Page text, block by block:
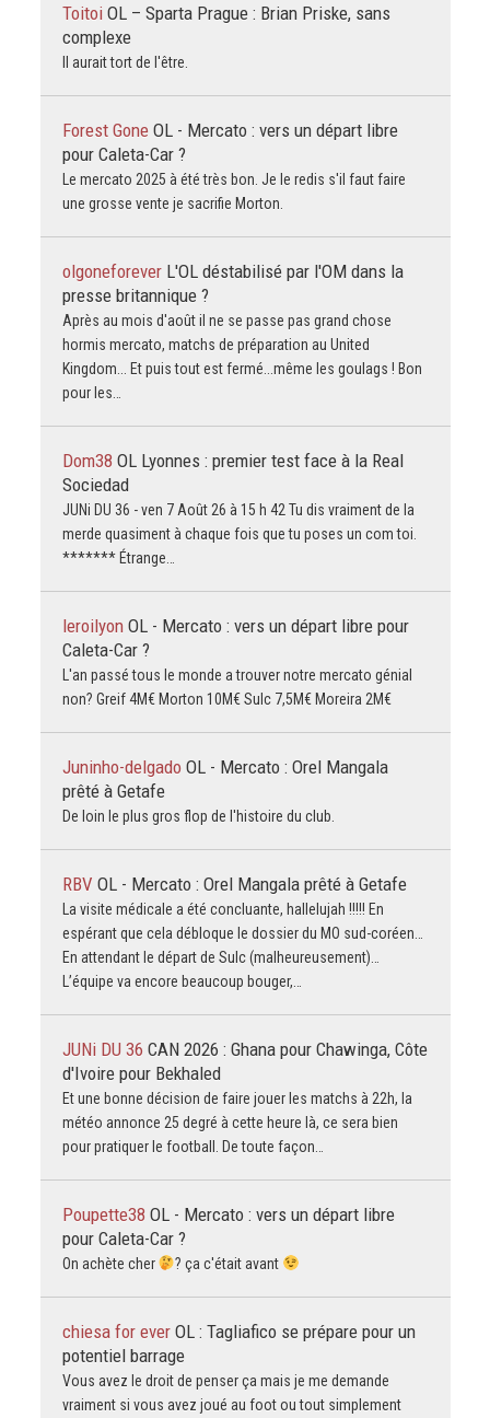
Toitoi OL – Sparta Prague : Brian Priske, sans
complexe
Il aurait tort de l'être.
Forest Gone OL - Mercato : vers un départ libre
pour Caleta-Car ?
Le mercato 2025 à été très bon. Je le redis s'il faut faire
une grosse vente je sacrifie Morton.
olgoneforever L'OL déstabilisé par l'OM dans la
presse britannique ?
Après au mois d'août il ne se passe pas grand chose
hormis mercato, matchs de préparation au United
Kingdom... Et puis tout est fermé...même les goulags ! Bon
pour les…
Dom38 OL Lyonnes : premier test face à la Real
Sociedad
JUNi DU 36 - ven 7 Août 26 à 15 h 42 Tu dis vraiment de la
merde quasiment à chaque fois que tu poses un com toi.
******* Étrange…
leroilyon OL - Mercato : vers un départ libre pour
Caleta-Car ?
L'an passé tous le monde a trouver notre mercato génial
non? Greif 4M€ Morton 10M€ Sulc 7,5M€ Moreira 2M€
Juninho-delgado OL - Mercato : Orel Mangala
prêté à Getafe
De loin le plus gros flop de l'histoire du club.
RBV OL - Mercato : Orel Mangala prêté à Getafe
La visite médicale a été concluante, hallelujah !!!!! En
espérant que cela débloque le dossier du MO sud-coréen…
En attendant le départ de Sulc (malheureusement)…
L’équipe va encore beaucoup bouger,…
JUNi DU 36 CAN 2026 : Ghana pour Chawinga, Côte
d'Ivoire pour Bekhaled
Et une bonne décision de faire jouer les matchs à 22h, la
météo annonce 25 degré à cette heure là, ce sera bien
pour pratiquer le football. De toute façon…
Poupette38 OL - Mercato : vers un départ libre
pour Caleta-Car ?
On achète cher ? ça c'était avant
chiesa for ever OL : Tagliafico se prépare pour un
potentiel barrage
Vous avez le droit de penser ça mais je me demande
vraiment si vous avez joué au foot ou tout simplement